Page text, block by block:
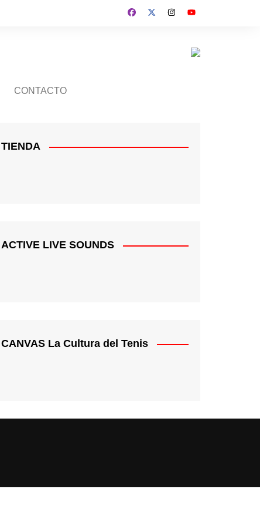
CONTACTO
TIENDA
ACTIVE LIVE SOUNDS
CANVAS La Cultura del Tenis